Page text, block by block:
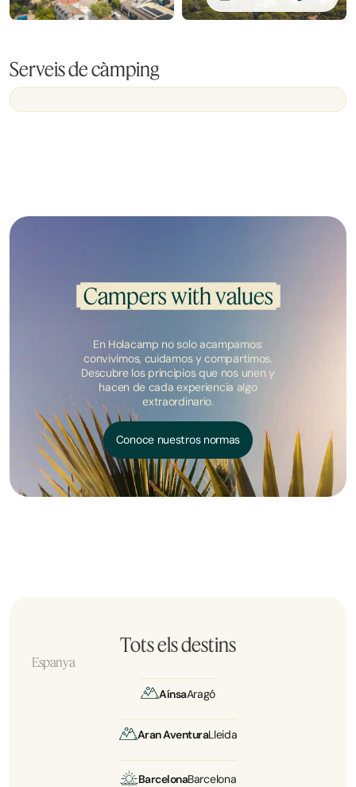
Serveis de càmping
Campers with values
En Holacamp no solo acampamos:
convivimos, cuidamos y compartimos.
Descubre los principios que nos unen y
hacen de cada experiencia algo
extraordinario.
Conoce nuestros normas
Tots els destins
Espanya
AínsaAragó
Aran AventuraLleida
BarcelonaBarcelona